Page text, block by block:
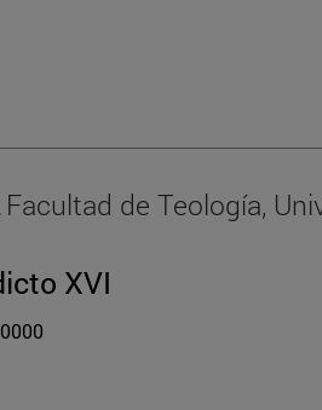
, Facultad de Teología,
XVI